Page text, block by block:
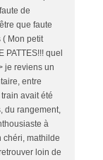
de
que faute
( Mon petit
PATTES!!! quel
je reviens un
entre
avait été
du rangement,
à
chéri, mathilde
loin de